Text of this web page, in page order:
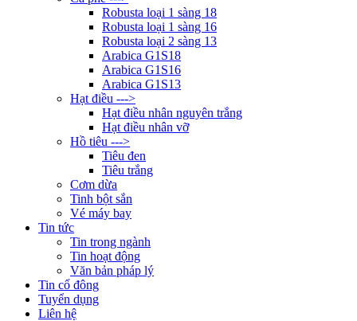
Robusta loại 1 sàng 18
Robusta loại 1 sàng 16
Robusta loại 2 sàng 13
Arabica G1S18
Arabica G1S16
Arabica G1S13
Hạt điều --->
Hạt điều nhân nguyên trắng
Hạt điều nhân vỡ
Hồ tiêu --->
Tiêu đen
Tiêu trắng
Cơm dừa
Tinh bột sắn
Vé máy bay
Tin tức
Tin trong ngành
Tin hoạt động
Văn bản pháp lý
Tin cổ đông
Tuyển dụng
Liên hệ